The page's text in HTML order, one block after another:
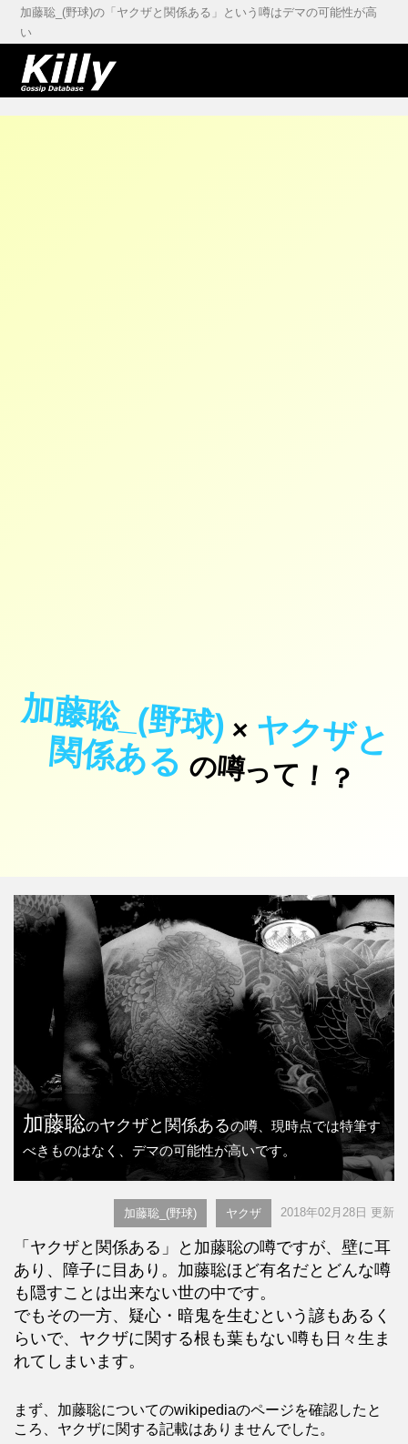
加藤聡_(野球)の「ヤクザと関係ある」という噂はデマの可能性が高
い
加藤聡_(野球) × ヤ
ク
ザ
と
関 係
あ
る の噂って！？
加藤聡のヤクザと関係あるの噂、現時点では特筆す
べきものはなく、デマの可能性が高いです。
加藤聡_(野球) ヤクザ 2018年02月28日 更新
「ヤクザと関係ある」と加藤聡の噂ですが、壁に耳
あり、障子に目あり。加藤聡ほど有名だとどんな噂
も隠すことは出来ない世の中です。
でもその一方、疑心・暗鬼を生むという諺もあるく
らいで、ヤクザに関する根も葉もない噂も日々生ま
れてしまいます。
まず、加藤聡についてのwikipediaのページを確認したと
ころ、ヤクザに関する記載はありませんでした。